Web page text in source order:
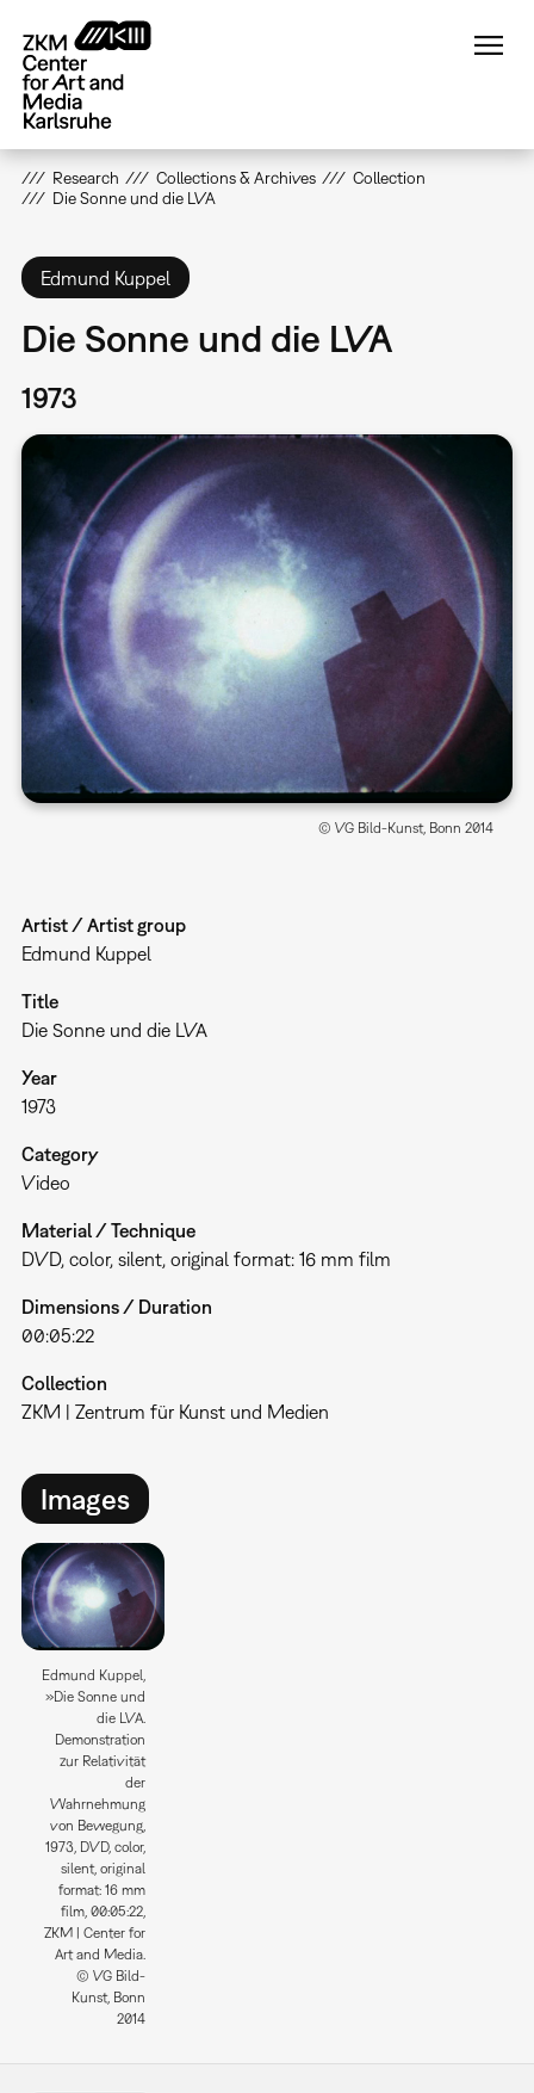
main
content
Research Collections & Archives
Collection
Die Sonne und die LVA
Edmund Kuppel
Die Sonne und die LVA
1973
© VG Bild-Kunst, Bonn 2014
Artist / Artist group
Edmund Kuppel
Title
Die Sonne und die LVA
Year
1973
Category
Video
Material / Technique
DVD, color, silent, original format: 16 mm film
Dimensions / Duration
00:05:22
Collection
ZKM | Zentrum für Kunst und Medien
Images
Edmund Kuppel,
»Die Sonne und
die LVA.
Demonstration
zur Relativität
der
Wahrnehmung
von Bewegung,
1973, DVD, color,
silent, original
format: 16 mm
film, 00:05:22,
ZKM | Center for
Art and Media.
© VG Bild-
Kunst, Bonn
2014